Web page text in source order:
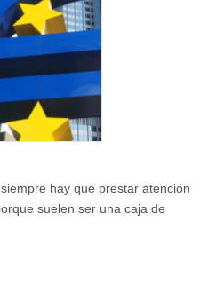
hay que prestar atención
suelen ser una caja de